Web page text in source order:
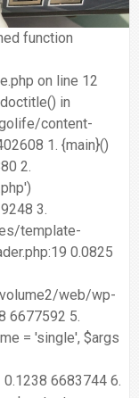
安
裝,
修,
價
樓
網
公
司
網
路/
方
案
區
中
function
on line 12
in
content-
1. {main}()
2.
3.
template-
0.0825
web/wp-
6677592 5.
= 'single', $args
6683744 6.